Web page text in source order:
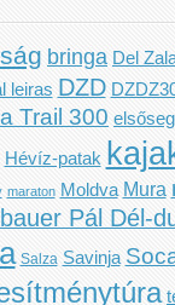
bringa Del
leiras DZD
Trail 300
Hévíz-patak
maraton Moldva Mura
Pál Dél-
Salza Savinja